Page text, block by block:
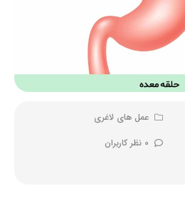
عمل های لاغری
0 نظر کاربران